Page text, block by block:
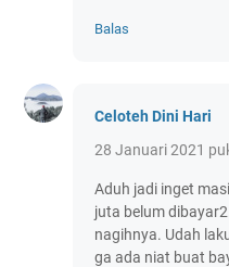
Balas
Celoteh Dini Hari
28 Januari 2021
Aduh jadi inget
juta belum
nagihnya. Udah
ga ada niat buat